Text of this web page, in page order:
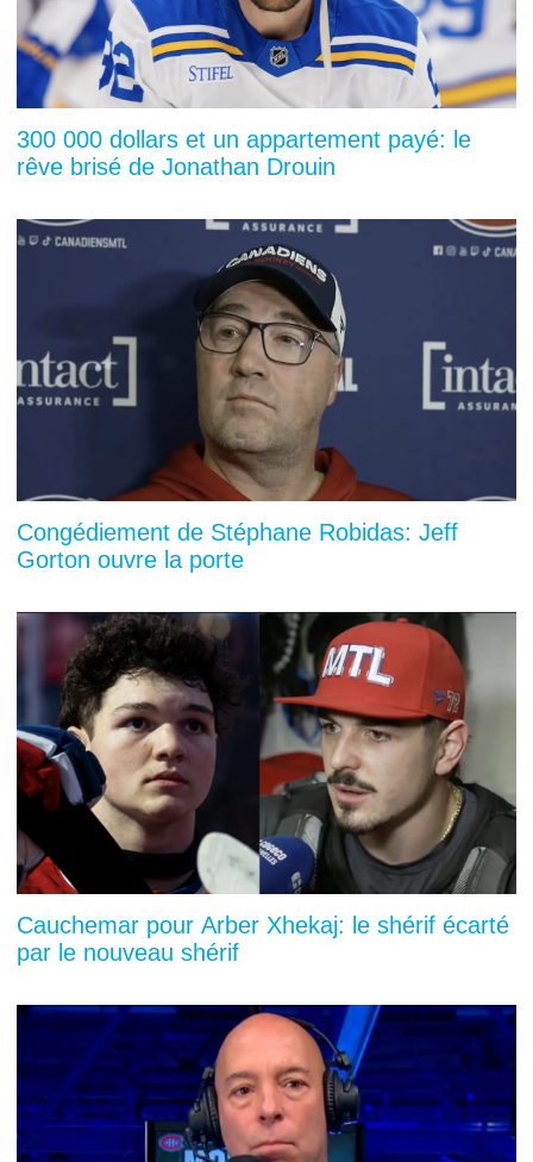
300 000 dollars et un appartement payé: le
rêve brisé de Jonathan Drouin
Congédiement de Stéphane Robidas: Jeff
Gorton ouvre la porte
Cauchemar pour Arber Xhekaj: le shérif écarté
par le nouveau shérif